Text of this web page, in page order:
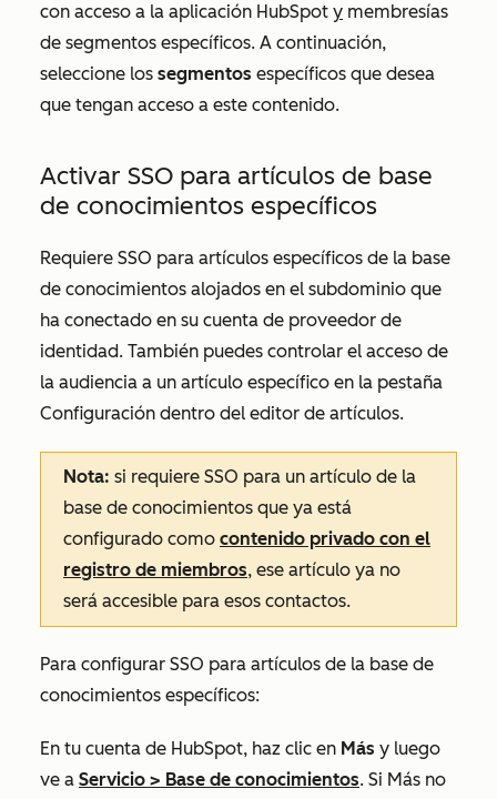
con acceso a la aplicación HubSpot y membresías
de segmentos específicos. A continuación,
seleccione los segmentos específicos que desea
que tengan acceso a este contenido.
Activar SSO para artículos de base
de conocimientos específicos
Requiere SSO para artículos específicos de la base
de conocimientos alojados en el subdominio que
ha conectado en su cuenta de proveedor de
identidad. También puedes controlar el acceso de
la audiencia a un artículo específico en la pestaña
Configuración dentro del editor de artículos.
Nota: si requiere SSO para un artículo de la
base de conocimientos que ya está
configurado como contenido privado con el
registro de miembros, ese artículo ya no
será accesible para esos contactos.
Para configurar SSO para artículos de la base de
conocimientos específicos:
En tu cuenta de HubSpot, haz clic en Más y luego
ve a Servicio > Base de conocimientos. Si Más no